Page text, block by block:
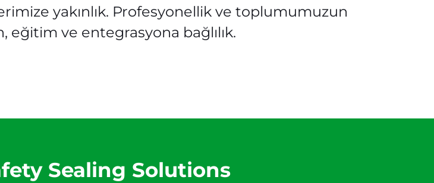
yakınlık. Profesyonellik ve toplumumuzun
ve entegrasyona bağlılık.
Sealing Solutions